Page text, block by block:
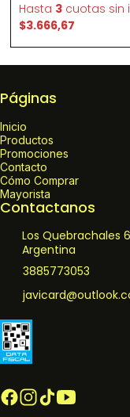
Hasta 3cuotas sin
$3.666,67
Páginas
Inicio
Productos
Promociones
Contacto
Cómo Comprar
Mayorista
Contactanos
Los Quebrachales
Argentina
3885773053